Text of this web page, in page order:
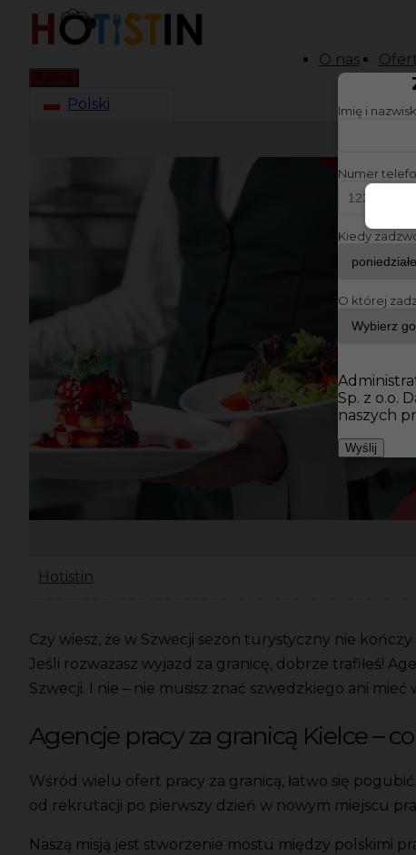
O nas
Aplikuj
Polski
Hotistin
Czy wiesz, że w Szwecji sezon turystyczny nie
Jeśli rozważasz wyjazd za granicę, dobrze trafiłeś!
Szwecji. I nie – nie musisz znać szwedzkiego ani
Agencje pracy za granicą Kielce –
Wśród wielu ofert pracy za granicą, łatwo się
od rekrutacji po pierwszy dzień w nowym miejscu
Naszą misją jest stworzenie mostu między polskimi
Imię i
Numer
Kiedy
O której
Sp. z o.o.
naszych
Wyślij